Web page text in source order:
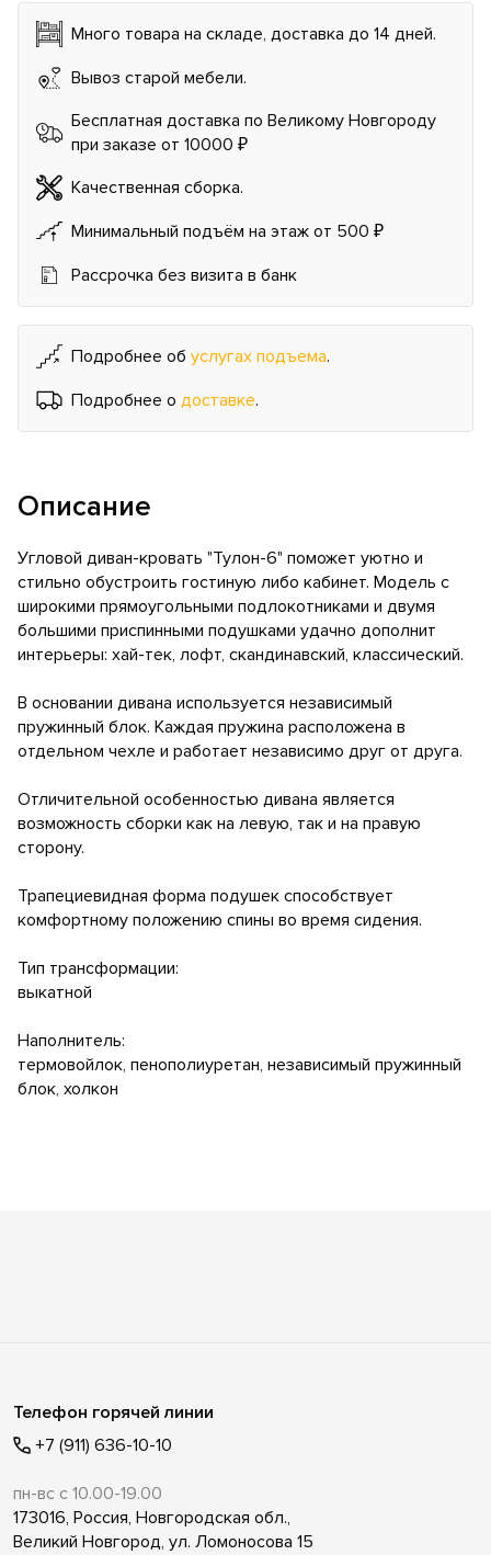
Много товара на складе, доставка до 14 дней.
Вывоз старой мебели.
Бесплатная доставка по Великому Новгороду
при заказе от 10000 ₽
Качественная сборка.
Минимальный подъём на этаж от 500 ₽
Рассрочка без визита в банк
Подробнее об услугах подъема.
Подробнее о доставке.
Описание
Угловой диван-кровать "Тулон-6" поможет уютно и
стильно обустроить гостиную либо кабинет. Модель с
широкими прямоугольными подлокотниками и двумя
большими приспинными подушками удачно дополнит
интерьеры: хай-тек, лофт, скандинавский, классический.
В основании дивана используется независимый
пружинный блок. Каждая пружина расположена в
отдельном чехле и работает независимо друг от друга.
Отличительной особенностью дивана является
возможность сборки как на левую, так и на правую
сторону.
Трапециевидная форма подушек способствует
комфортному положению спины во время сидения.
Тип трансформации:
выкатной
Наполнитель:
термовойлок, пенополиуретан, независимый пружинный
блок, холкон
Телефон горячей линии
+7 (911) 636-10-10
пн-вс с 10.00-19.00
173016, Россия, Новгородская обл.,
Великий Новгород, ул. Ломоносова 15